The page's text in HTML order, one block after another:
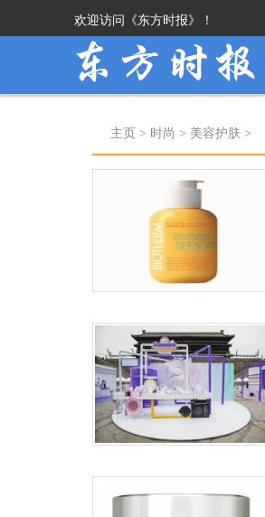
欢迎访问《东方时报》！
主页 > 时尚 > 美容护肤 >